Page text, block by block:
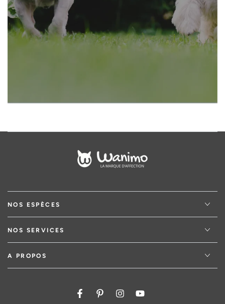
votre
adresse
email
NOS ESPÈCES
NOS SERVICES
A PROPOS
FacebookPinterestInstagramYouTube